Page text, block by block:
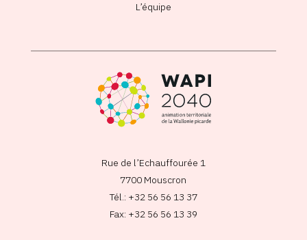
L’équipe
Rue de l’Echauffourée 1
7700 Mouscron
Tél.: +32 56 56 13 37
Fax: +32 56 56 13 39